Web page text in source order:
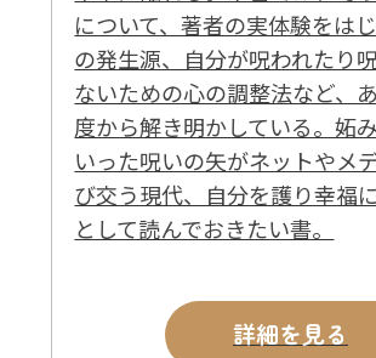
について、著者の実体験をは
の発生源、自分が呪われたり
ないための心の調整法など、
度から解き明かしている。妬
いった呪いの矢がネットやメ
び交う現代、自分を護り幸福
として読んでおきたい書。
詳細を見る